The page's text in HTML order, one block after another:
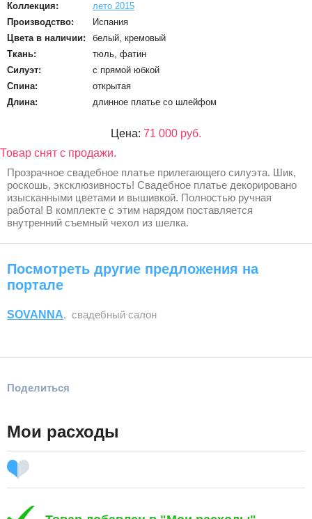
Коллекция:
лето 2015
Производство:
Испания
Цвета в наличии:
белый, кремовый
Ткань:
тюль, фатин
Силуэт:
с прямой юбкой
Спина:
открытая
Длина:
длинное платье со шлейфом
Цена: 71 000 руб.
Товар снят с продажи.
Прозрачное свадебное платье прилегающего силуэта. Шик,
роскошь, эксклюзивность! Свадебное платье декорировано
изысканными цветами и вышивкой. Полностью ручная
работа! В комплекте с этим нарядом поставляется
внутренний съемный чехол из шелка.
Посмотреть другие предложения на
портале
SOVANNA, свадебный салон
Поделиться
Мои расходы